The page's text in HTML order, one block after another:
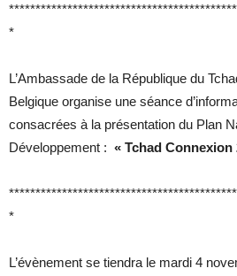
*
L’Ambassade de la République du
Belgique organise une séance
consacrées à la présentation du Plan
Développement : « Tchad Connexion
*
L’évènement se tiendra le mardi 4